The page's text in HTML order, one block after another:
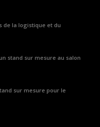
de la logistique et du
stand sur mesure au salon
sur mesure pour le